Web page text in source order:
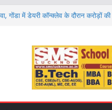
गोंडा में डेयरी कॉन्क्लेव के दौरान करोड़ों की
हाल
मंथन, आयोग ने जनप्रतिनिधियों से लिए
की नई शिक्षा का मॉडल, गोंडा में मंडल स्तरीय
उच्च शिक्षा का मिला मार्गदर्शन